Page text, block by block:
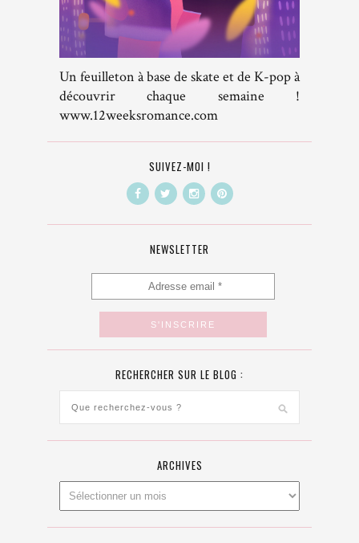
Un feuilleton à base de skate et de K-pop à
découvrir chaque semaine !
www.12weeksromance.com
SUIVEZ-MOI !
NEWSLETTER
RECHERCHER SUR LE BLOG :
ARCHIVES